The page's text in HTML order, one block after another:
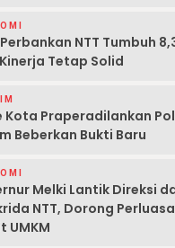
NTT Tumbuh
Tetap Solid
Kota Praperadilankan
Beberkan Bukti Baru
Melki Lantik Direksi
NTT, Dorong
UMKM